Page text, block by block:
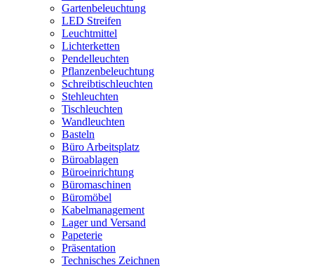
Gartenbeleuchtung
LED Streifen
Leuchtmittel
Lichterketten
Pendelleuchten
Pflanzenbeleuchtung
Schreibtischleuchten
Stehleuchten
Tischleuchten
Wandleuchten
Basteln
Büro Arbeitsplatz
Büroablagen
Büroeinrichtung
Büromaschinen
Büromöbel
Kabelmanagement
Lager und Versand
Papeterie
Präsentation
Technisches Zeichnen